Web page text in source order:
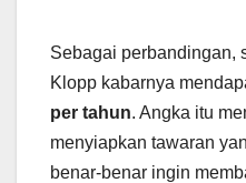
Sebagai perbandingan,
Klopp kabarnya
per tahun. Angka itu
menyiapkan tawaran
benar-benar ingin